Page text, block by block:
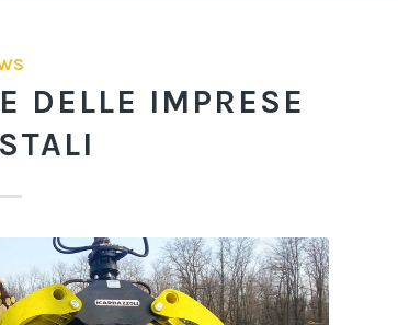
DELLE IMPRESE